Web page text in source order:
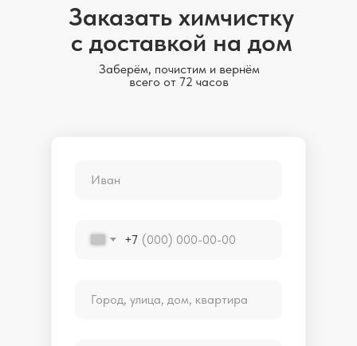
Заказать химчистку
с доставкой на дом
Заберём, почистим и вернём
всего от 72 часов
+7